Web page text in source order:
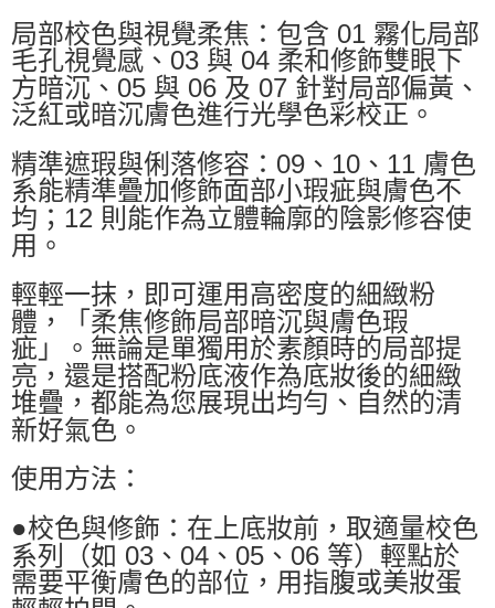
局部校色與視覺柔焦：包含 01 霧化局部
毛孔視覺感、03 與 04 柔和修飾雙眼下
方暗沉、05 與 06 及 07 針對局部偏黃、
泛紅或暗沉膚色進行光學色彩校正。
精準遮瑕與俐落修容：09、10、11 膚色
系能精準疊加修飾面部小瑕疵與膚色不
均；12 則能作為立體輪廓的陰影修容使
用。
輕輕一抹，即可運用高密度的細緻粉
體，「柔焦修飾局部暗沉與膚色瑕
疵」。無論是單獨用於素顏時的局部提
亮，還是搭配粉底液作為底妝後的細緻
堆疊，都能為您展現出均勻、自然的清
新好氣色。
使用方法：
●校色與修飾：在上底妝前，取適量校色
系列（如 03、04、05、06 等）輕點於
需要平衡膚色的部位，用指腹或美妝蛋